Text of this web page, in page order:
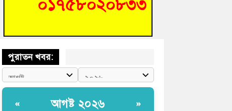
বুড়িচংয়ে জুলাই গণঅভ্যুত্থান দিবস উদযাপন উপলক্ষে
পুরাতন খবর:
« আগষ্ট ২০২৬ »